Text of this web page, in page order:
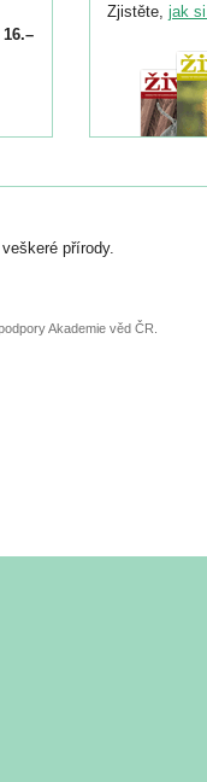
Zjistěte, jak
přírody.
Akademie věd ČR.